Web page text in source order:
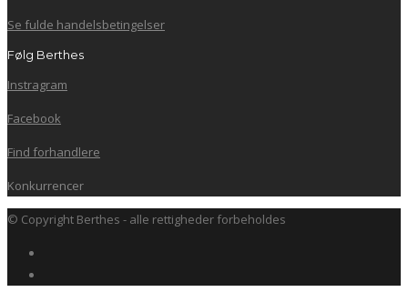
Se fulde handelsbetingelser
Følg Berthes
Instragram
Facebook
Find forhandlere
Konkurrencer
© Copyright Berthes - alle rettigheder forbeholdes